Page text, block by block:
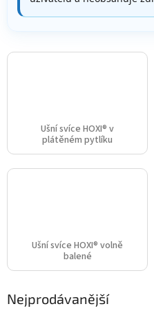
Ušní svíce HOXI® v
plátěném pytlíku
Ušní svíce HOXI® volně
balené
Nejprodávanější